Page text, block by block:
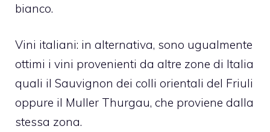
bianco.
Vini italiani: in alternativa, sono ugualmente
ottimi i vini provenienti da altre zone di Italia
quali il Sauvignon dei colli orientali del Friuli
oppure il Muller Thurgau, che proviene dalla
stessa zona.